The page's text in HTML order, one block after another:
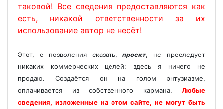
таковой! Все сведения предоставляются как
есть, никакой ответственности за их
использование автор не несёт!
Этот, с позволения сказать,проект, не преследует
никаких коммерческих целей: здесь я ничего не
продаю. Создаётся он на голом энтузиазме,
оплачивается из собственного кармана. Любые
сведения, изложенные на этом сайте, не могут быть